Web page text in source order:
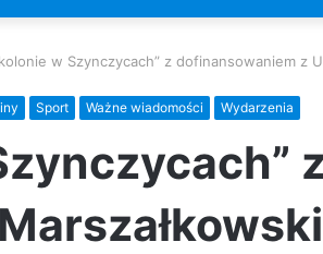
w Szynczycach” z dofinansowaniem z
Sport Ważne wiadomości Wydarzenia